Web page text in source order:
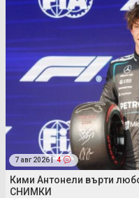
7 авг 2026 | 4
Кими Антонели върти
СНИМКИ